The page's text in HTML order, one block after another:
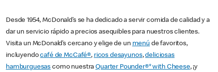
Desde 1954, McDonald’s se ha dedicado a servir comida de calidad y a
dar un servicio rápido a precios asequibles para nuestros clientes.
Visita un McDonald’s cercano y elige de un menú de favoritos,
incluyendocafé de McCafé®, ricos desayunos,deliciosas
hamburguesas como nuestraQuarter Pounder®* with Cheese, ¡y